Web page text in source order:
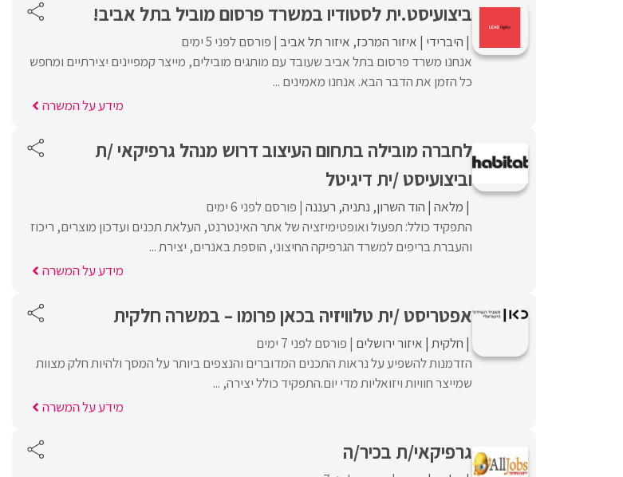
ביצועיסט.ית לסטודיו במשרד פרסום מוביל בתל אביב!
היברידי איזור המרכז איזור תל אביב פורסם לפני 5 ימים
אנחנו משרד פרסום בתל אביב שעובד עם מותגים מובילים, מייצר קמפיינים יצירתיים ומחפש
כל הזמן את הדבר הבא. אנחנו מאמינים ...
מידע על המשרה
לחברה מובילה בתחום העיצוב דרוש מנהל גרפיקאי /ת
וביצועיסט /ית דיגיטל
מלאה הוד השרון נתניה רעננה פורסם לפני 6 ימים
התפקיד כולל: תפעול ואופטימיזציה של אתר האינטרנט, העלאת תכנים ועדכון מוצרים, ריכוז
והעברת בריפים למשרד הגרפיקה החיצוני, הוספת באנרים, יצירת ...
מידע על המשרה
אפטריסט /ית טלוויזיה בכאן פרומו – במשרה חלקית
חלקית איזור ירושלים פורסם לפני 7 ימים
הזדמנות להשפיע על נראות התכנים המדוברים והנצפים ביותר על המסך ולהיות חלק מצוות
שמייצר חוויות ויזואליות מדי יום.התפקיד כולל יצירה, ...
מידע על המשרה
גרפיקאי/ת בכיר/ה